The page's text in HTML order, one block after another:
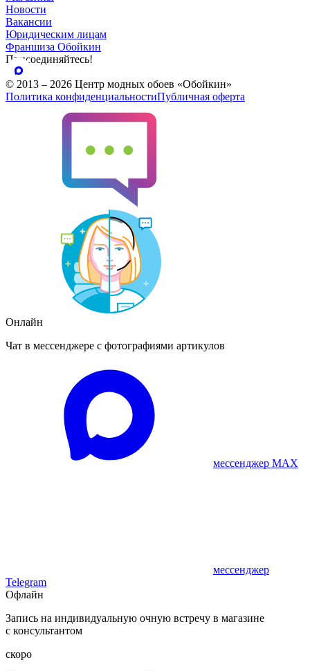
Новости
Вакансии
Юридическим лицам
Франшиза Обойкин
Присоединяйтесь!
© 2013 – 2026 Центр модных обоев «Обойкин»
Политика конфиденциальностиПубличная оферта
Онлайн
Чат в мессенджере с фотографиями артикулов
мессенджер MAX
мессенджер
Telegram
Офлайн
Запись на индивидуальную очную встречу в магазине
с консультантом
скоро